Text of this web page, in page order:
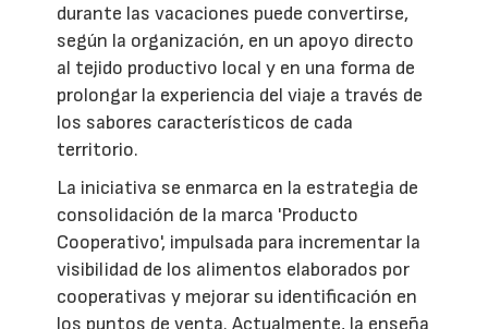
durante las vacaciones puede convertirse,
según la organización, en un apoyo directo
al tejido productivo local y en una forma de
prolongar la experiencia del viaje a través de
los sabores característicos de cada
territorio.
La iniciativa se enmarca en la estrategia de
consolidación de la marca 'Producto
Cooperativo', impulsada para incrementar la
visibilidad de los alimentos elaborados por
cooperativas y mejorar su identificación en
los puntos de venta. Actualmente, la enseña